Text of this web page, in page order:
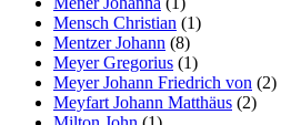
Mensch Christian (1)
Mentzer Johann (8)
Meyer Gregorius (1)
Meyer Johann Friedrich von (2)
Meyfart Johann Matthäus (2)